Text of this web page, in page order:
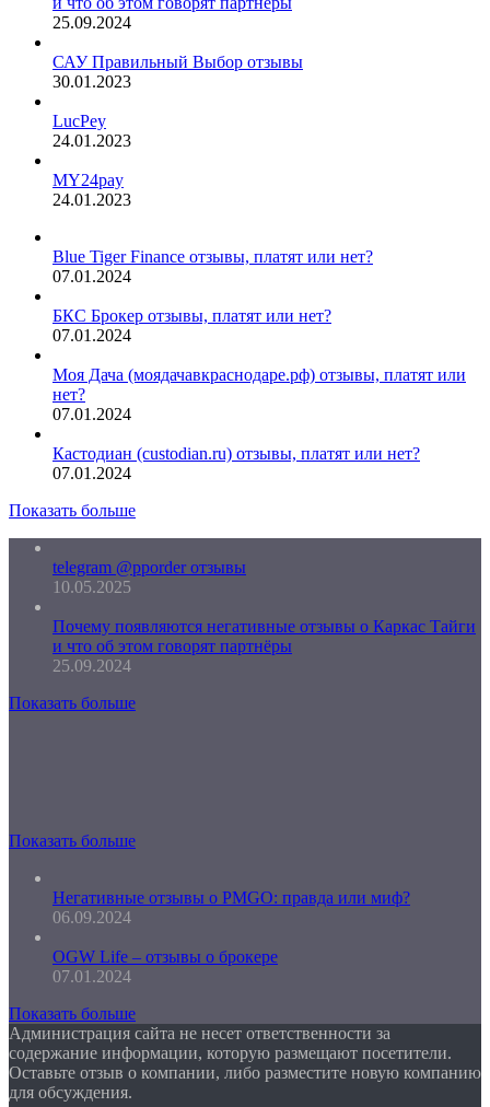
25.09.2024
САУ Правильный Выбор отзывы
30.01.2023
LucPey
24.01.2023
MY24pay
24.01.2023
Blue Tiger Finance отзывы, платят или нет?
07.01.2024
БКС Брокер отзывы, платят или нет?
07.01.2024
Моя Дача (моядачавкраснодаре.рф) отзывы, платят или
нет?
07.01.2024
Кастодиан (custodian.ru) отзывы, платят или нет?
07.01.2024
Показать больше
telegram @pporder отзывы
10.05.2025
Почему появляются негативные отзывы о Каркас Тайги
и что об этом говорят партнёры
25.09.2024
Показать больше
Показать больше
Негативные отзывы о PMGO: правда или миф?
06.09.2024
OGW Life – отзывы о брокере
07.01.2024
Показать больше
Администрация сайта не несет ответственности за
содержание информации, которую размещают посетители.
Оставьте отзыв о компании, либо разместите новую компанию
для обсуждения.